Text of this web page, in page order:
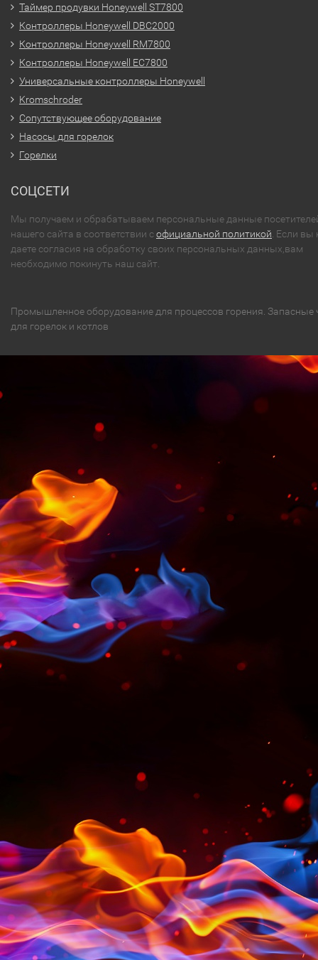
Таймер продувки Honeywell ST7800
Контроллеры Honeywell DBC2000
Контроллеры Honeywell RM7800
Контроллеры Honeywell EC7800
Универсальные контроллеры Honeywell
Kromschroder
Сопутствующее оборудование
Насосы для горелок
Горелки
СОЦСЕТИ
Мы получаем и обрабатываем персональные данные
нашего сайта в соответствии софициальной политикой . Если вы
даете согласия на обработку своих персональных данных,вам
необходимо покинуть наш сайт.
Промышленное оборудование для процессов горения. Запасные
для горелок и котлов